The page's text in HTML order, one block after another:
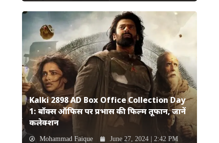
Kalki 2898 AD Box Office Collection Day
1: बॉक्स ऑफिस पर प्रभास की फिल्म तूफान, जानें
कलेक्शन
Mohammad Faique June 27, 2024 | 2:42 PM